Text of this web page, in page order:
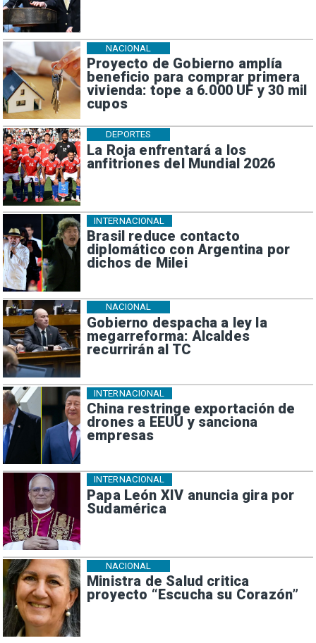
Proyecto de Gobierno amplía
beneficio para comprar primera
vivienda: tope a 6.000 UF y 30 mil
cupos
NACIONAL
La Roja enfrentará a los
anfitriones del Mundial 2026
DEPORTES
Brasil reduce contacto
diplomático con Argentina por
dichos de Milei
INTERNACIONAL
Gobierno despacha a ley la
megarreforma: Alcaldes
recurrirán al TC
NACIONAL
China restringe exportación de
drones a EEUU y sanciona
empresas
INTERNACIONAL
Papa León XIV anuncia gira por
Sudamérica
INTERNACIONAL
Ministra de Salud critica
proyecto “Escucha su Corazón”
NACIONAL